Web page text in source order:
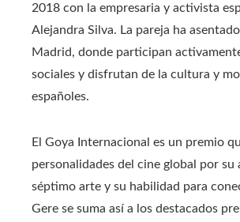
2018 con la empresaria y activista
Alejandra Silva. La pareja ha
Madrid, donde participan
sociales y disfrutan de la cultura y
españoles.
El Goya Internacional es un premio
personalidades del cine global por su
séptimo arte y su habilidad para
Gere se suma así a los destacados